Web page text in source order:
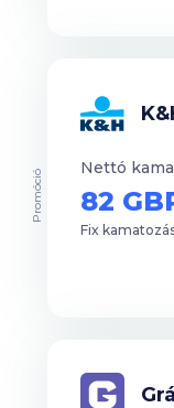
Nettó
82
Fix
Promóció